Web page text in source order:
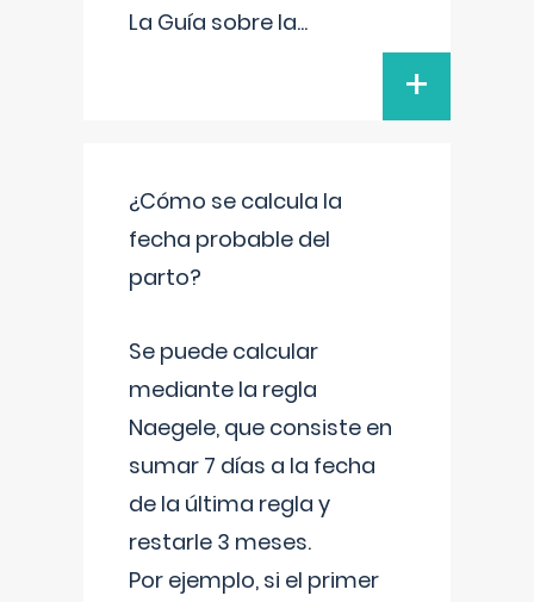
La Guía sobre la...
+
¿Cómo se calcula la
fecha probable del
parto?
Se puede calcular
mediante la regla
Naegele, que consiste en
sumar 7 días a la fecha
de la última regla y
restarle 3 meses.
Por ejemplo, si el primer